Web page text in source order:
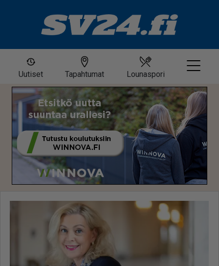
Uutiset Tapahtumat Lounaspori